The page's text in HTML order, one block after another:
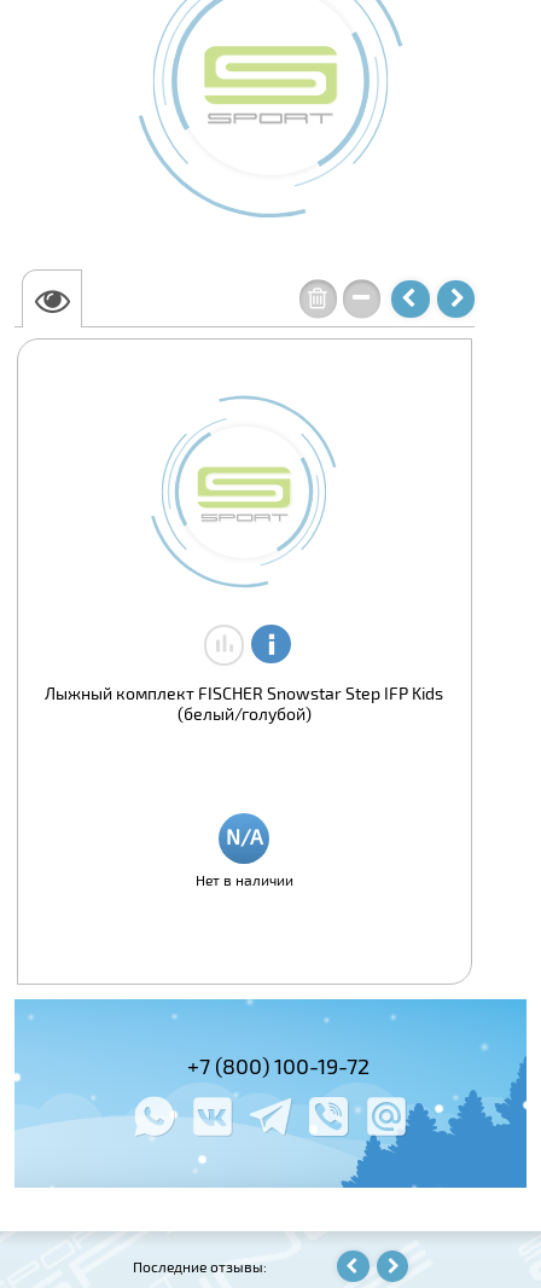
Лыжный комплект FISCHER Snowstar Step IFP Kids
(белый/голубой)
Нет в наличии
+7 (495)
+7 (800) 100-19-72
Последние отзывы: